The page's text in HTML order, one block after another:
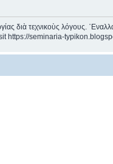
διὰ τεχνικοὺς λόγους.
https://seminaria-